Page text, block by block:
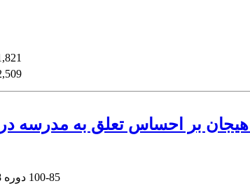
بر احساس تعلق به مدرسه در
100-85